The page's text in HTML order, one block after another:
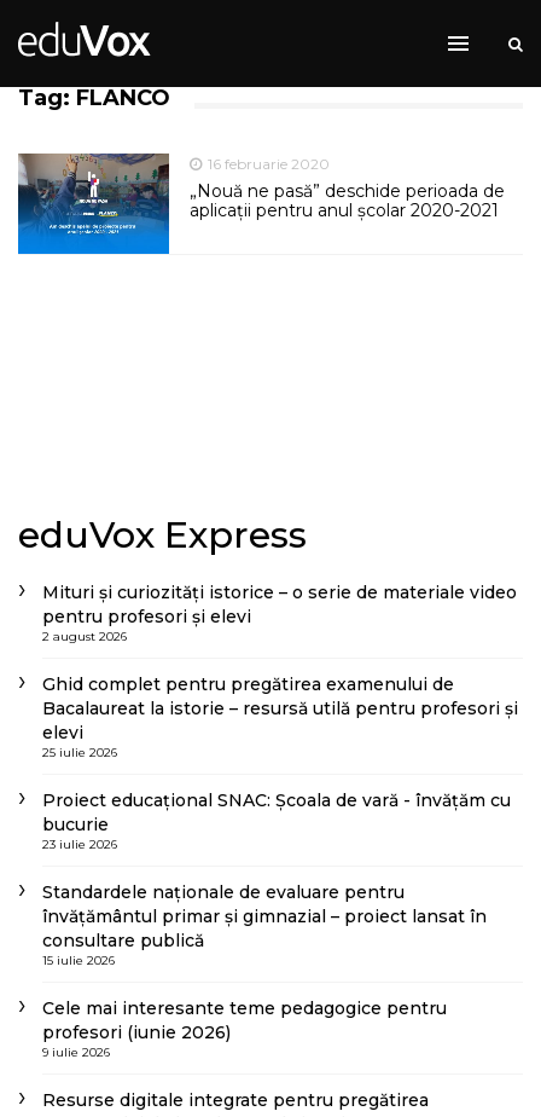
Tag: FLANCO
16 februarie 2020
„Nouă ne pasă” deschide perioada de
aplicații pentru anul școlar 2020-2021
eduVox Express
Mituri și curiozități istorice – o serie de materiale video
pentru profesori și elevi
2 august 2026
Ghid complet pentru pregătirea examenului de
Bacalaureat la istorie – resursă utilă pentru profesori și
elevi
25 iulie 2026
Proiect educațional SNAC: Școala de vară - învățăm cu
bucurie
23 iulie 2026
Standardele naționale de evaluare pentru
învățământul primar și gimnazial – proiect lansat în
consultare publică
15 iulie 2026
Cele mai interesante teme pedagogice pentru
profesori (iunie 2026)
9 iulie 2026
Resurse digitale integrate pentru pregătirea